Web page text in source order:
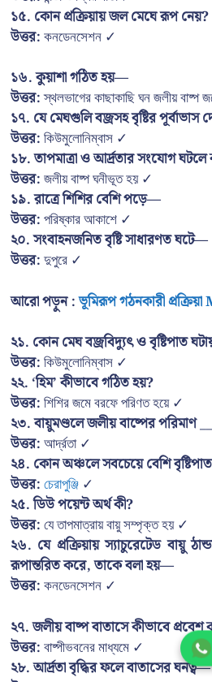
১৫. কোন প্রক্রিয়ায় জল মেঘে রূপ নেয়?
উত্তর:কনডেনসেশন ✓
১৬. কুয়াশা গঠিত হয়—
উত্তর:স্থলভাগের কাছাকাছি ঘন জলীয় বাষ্প
১৭. যে মেঘগুলি বজ্রসহ বৃষ্টির
উত্তর:কিউমুলোনিম্বাস ✓
১৮. তাপমাত্রা ও আর্দ্রতার সংযোগ ঘটলে
উত্তর:জলীয় বাষ্প ঘনীভূত হয় ✓
১৯. রাত্রে শিশির বেশি পড়ে—
উত্তর:পরিষ্কার আকাশে ✓
২০. সংবাহনজনিত বৃষ্টি সাধারণত ঘটে—
উত্তর:দুপুরে ✓
আরো পড়ুন :ভূমিরূপ গঠনকারী প্রক্রিয়া
২১. কোন মেঘ বজ্রবিদ্যুৎ ও বৃষ্টিপাত
উত্তর:কিউমুলোনিম্বাস ✓
২২. ‘হিম’ কীভাবে গঠিত হয়?
উত্তর:শিশির জমে বরফে পরিণত হয়ে ✓
২৩. বায়ুমণ্ডলে জলীয় বাষ্পের পরিমাণ
উত্তর:আর্দ্রতা ✓
২৪. কোন অঞ্চলে সবচেয়ে বেশি
উত্তর:চেরাপুঞ্জি ✓
২৫. ডিউ পয়েন্ট অর্থ কী?
উত্তর:যে তাপমাত্রায় বায়ু সম্পৃক্ত হয় ✓
২৬. যে প্রক্রিয়ায় স্যাচুরেটেড বায়ু
রূপান্তরিত করে, তাকে বলা হয়—
উত্তর:কনডেনসেশন ✓
২৭. জলীয় বাষ্প বাতাসে কীভাবে প্রবেশ
উত্তর:বাষ্পীভবনের মাধ্যমে ✓
২৮. আর্দ্রতা বৃদ্ধির ফলে বাতাসের ঘনত্ব—